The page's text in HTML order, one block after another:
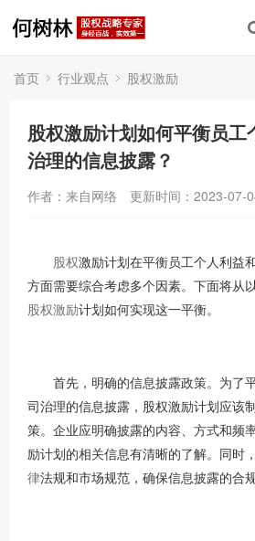
首页 行业观点 股权激励
股权激励计划如何平衡员工
治理的信息披露？
作者：来自网络 更新时间：2023-07-
股权激励计划在平衡员工个人利益
方面需要综合考虑多个因素。下面将从
股权激励计划如何实现这一平衡。
首先，明确的信息披露政策。为了
司治理的信息披露，股权激励计划应该
策。企业应明确披露的内容、方式和频
励计划的相关信息有清晰的了解。同时
律法规和市场规范，确保信息披露的合